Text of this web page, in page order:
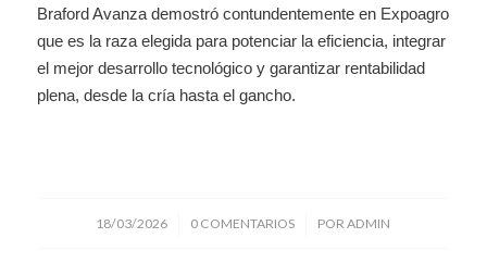
Braford Avanza demostró contundentemente en Expoagro
que es la raza elegida para potenciar la eficiencia, integrar
el mejor desarrollo tecnológico y garantizar rentabilidad
plena, desde la cría hasta el gancho.
18/03/2026
/ 0 COMENTARIOS
/ PORADMIN